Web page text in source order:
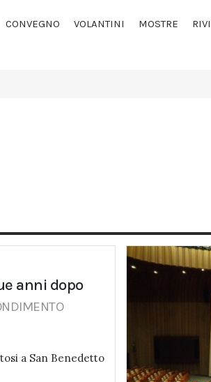
CONVEGNO VOLANTINI MOSTRE
anni dopo
a San Benedetto